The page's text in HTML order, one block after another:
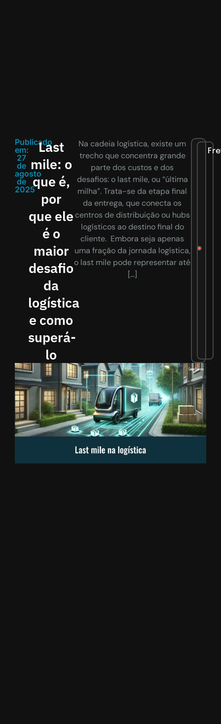
Publicado
em:
27
de
agosto
de
2025
Last
mile: o
que é,
por
que ele
é o
maior
desafio
da
logística
e como
superá-
lo
Na cadeia logística, existe um
trecho que concentra grande
parte dos custos e dos
desafios: o last mile, ou “última
milha”. Trata-se da etapa final
da entrega, que conecta os
centros de distribuição ou hubs
logísticos ao destino final do
cliente. Embora seja apenas
uma fração da jornada logística,
o last mile pode representar até
[…]